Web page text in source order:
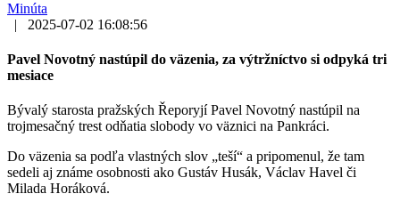
Minúta
|
2025-07-02 16:08:56
Pavel Novotný nastúpil do väzenia, za výtržníctvo si odpyká tri
mesiace
Bývalý starosta pražských Řeporyjí Pavel Novotný nastúpil na
trojmesačný trest odňatia slobody vo väznici na Pankráci.
Do väzenia sa podľa vlastných slov „teší“ a pripomenul, že tam
sedeli aj známe osobnosti ako Gustáv Husák, Václav Havel či
Milada Horáková.